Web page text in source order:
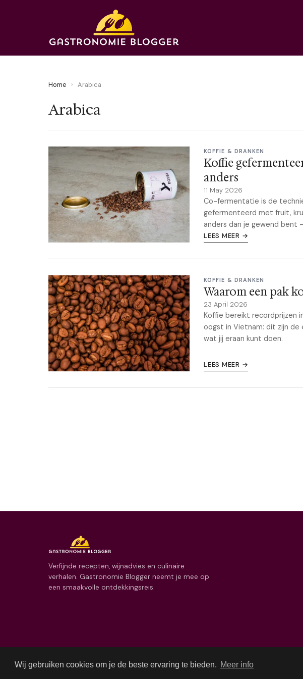
Wij gebruiken cookies om je de beste ervaring te bieden. Meer info
Home › Arabica
Arabica
KOFFIE & DRANKEN
Koffie
anders
11 May 2026
Co-fermentatie is de
gefermenteerd met fruit,
anders dan je gewend bent
LEES MEER →
KOFFIE & DRANKEN
Waarom een pak
23 April 2026
Koffie bereikt recordprijzen
oogst in Vietnam: dit zijn
wat jij eraan kunt doen.
LEES MEER →
Verfijnde recepten, wijnadvies en culinaire
verhalen. Gastronomie Blogger neemt je mee op
een smaakvolle ontdekkingsreis.